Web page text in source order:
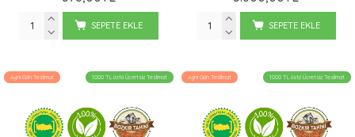
SEPETE EKLE SEPETE EKLE
Aynı Gün Teslimat 1000 TL üstü Ücretsiz Teslimat Aynı Gün Teslimat 1000 TL üstü Ücretsiz Teslimat